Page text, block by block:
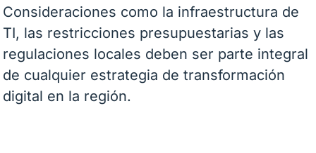
Consideraciones como la infraestructura de
TI, las restricciones presupuestarias y las
regulaciones locales deben ser parte integral
de cualquier estrategia de transformación
digital en la región.